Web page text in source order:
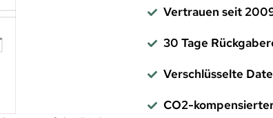
Vertrauen seit
30 Tage
Verschlüsselte
CO2-